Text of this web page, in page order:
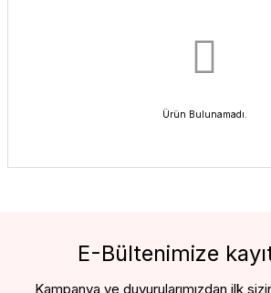
Ürün Bulunamadı.
E-Bültenimize
Kampanya ve duyurularımızdan ilk